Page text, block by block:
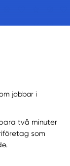
jobbar i
två minuter
som